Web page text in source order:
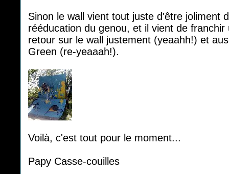
Sinon le wall vient tout juste d'être joliment
rééducation du genou, et il vient de
retour sur le wall justement (yeaahh!) et
Green (re-yeaaah!).
Voilà, c'est tout pour le moment...
Papy Casse-couilles